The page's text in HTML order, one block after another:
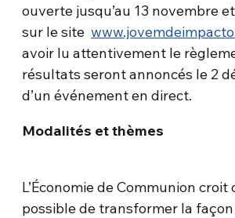
ouverte jusqu’au 13 novembre
sur le site
avoir lu attentivement le
résultats seront annoncés le 2
d’un événement en direct.
Modalités et thèmes
L’Économie de Communion croit
possible de transformer la